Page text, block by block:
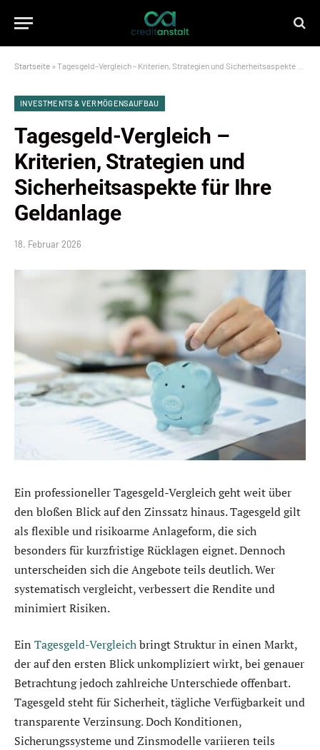
Startseite » Tagesgeld-Vergleich – Kriterien, Strategien und Sicherheitsaspekte für Ihre Geldanlage
INVESTMENTS & VERMÖGENSAUFBAU
Tagesgeld-Vergleich –
Kriterien, Strategien und
Sicherheitsaspekte für Ihre
Geldanlage
18. Februar 2026
Ein professioneller Tagesgeld-Vergleich geht weit über
den bloßen Blick auf den Zinssatz hinaus. Tagesgeld gilt
als flexible und risikoarme Anlageform, die sich
besonders für kurzfristige Rücklagen eignet. Dennoch
unterscheiden sich die Angebote teils deutlich. Wer
systematisch vergleicht, verbessert die Rendite und
minimiert Risiken.
Ein Tagesgeld-Vergleichbringt Struktur in einen Markt,
der auf den ersten Blick unkompliziert wirkt, bei genauer
Betrachtung jedoch zahlreiche Unterschiede offenbart.
Tagesgeld steht für Sicherheit, tägliche Verfügbarkeit und
transparente Verzinsung. Doch Konditionen,
Sicherungssysteme und Zinsmodelle variieren teils